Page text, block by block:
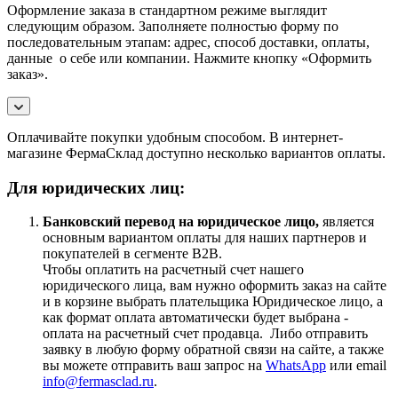
Оформление заказа в стандартном режиме выглядит
следующим образом. Заполняете полностью форму по
последовательным этапам: адрес, способ доставки, оплаты,
данные о себе или компании. Нажмите кнопку «Оформить
заказ».
Оплачивайте покупки удобным способом. В интернет-
магазине ФермаСклад доступно несколько вариантов оплаты.
Для юридических лиц:
Банковский перевод на юридическое лицо, является
основным вариантом оплаты для наших партнеров и
покупателей в сегменте B2B.
Чтобы оплатить на расчетный счет нашего
юридического лица, вам нужно оформить заказ на сайте
и в корзине выбрать плательщика Юридическое лицо, а
как формат оплата автоматически будет выбрана -
оплата на расчетный счет продавца. Либо отправить
заявку в любую форму обратной связи на сайте, а также
вы можете отправить ваш запрос на WhatsApp или email
info@fermasclad.ru.